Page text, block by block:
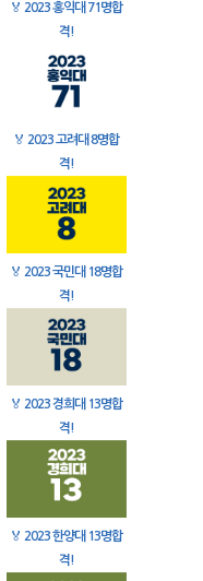
🏅 2023 홍익대 71명합
격!
🏅 2023 고려대 8명합
격!
🏅 2023 국민대 18명합
격!
🏅 2023 경희대 13명합
격!
🏅 2023 한양대 13명합
격!